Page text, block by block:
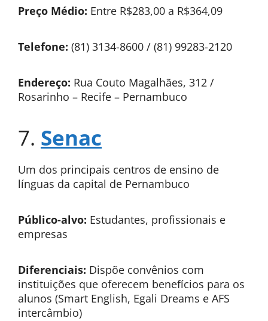
Preço Médio: Entre R$283,00 a R$364,09
Telefone: (81) 3134-8600 / (81) 99283-2120
Endereço: Rua Couto Magalhães, 312 /
Rosarinho – Recife – Pernambuco
7. Senac
Um dos principais centros de ensino de
línguas da capital de Pernambuco
Público-alvo: Estudantes, profissionais e
empresas
Diferenciais: Dispõe convênios com
instituições que oferecem benefícios para os
alunos (Smart English, Egali Dreams e AFS
intercâmbio)